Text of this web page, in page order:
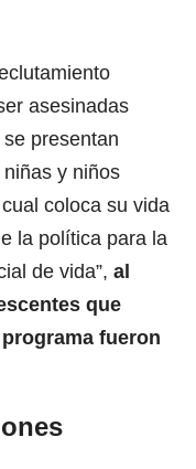
asesinadas
presentan
y niños
coloca su vida
la política para la
de vida”, al
que
fueron